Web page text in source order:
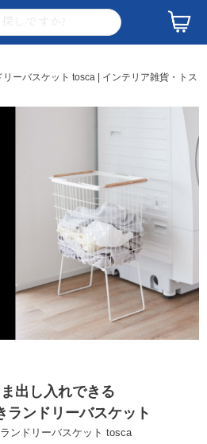
ーバスケット tosca | インテリア雑貨・トス
出し入れできる
ランドリーバスケット
ンドリーバスケット tosca